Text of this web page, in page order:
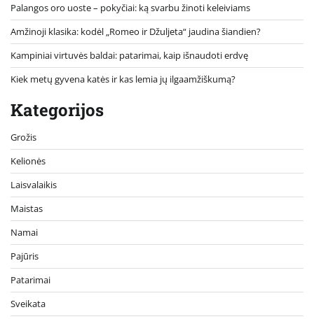
Palangos oro uoste – pokyčiai: ką svarbu žinoti keleiviams
Amžinoji klasika: kodėl „Romeo ir Džuljeta“ jaudina šiandien?
Kampiniai virtuvės baldai: patarimai, kaip išnaudoti erdvę
Kiek metų gyvena katės ir kas lemia jų ilgaamžiškumą?
Kategorijos
Grožis
Kelionės
Laisvalaikis
Maistas
Namai
Pajūris
Patarimai
Sveikata